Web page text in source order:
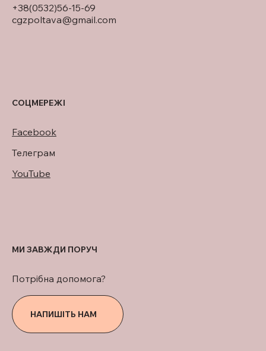
+38(0532)56-15-69
cgzpoltava@gmail.com
СОЦМЕРЕЖІ
Facebook
Телеграм
YouTube
НАПИШІТЬ НАМ
Потрібна допомога?
МИ ЗАВЖДИ ПОРУЧ